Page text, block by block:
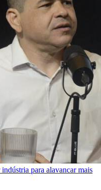
para alavancar mais